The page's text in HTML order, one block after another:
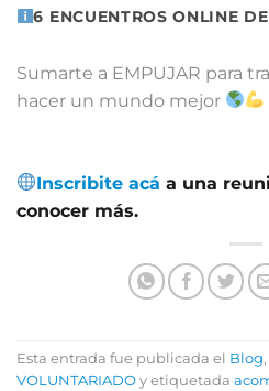
6 ENCUENTROS ONLINE
Sumarte a EMPUJAR para
hacer un mundo mejor
Inscribite acá a una
conocer más.
Esta entrada fue publicada el Blog,
VOLUNTARIADO y etiquetada